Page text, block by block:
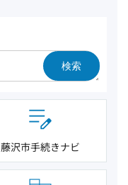
検索
藤沢市手続きナビ